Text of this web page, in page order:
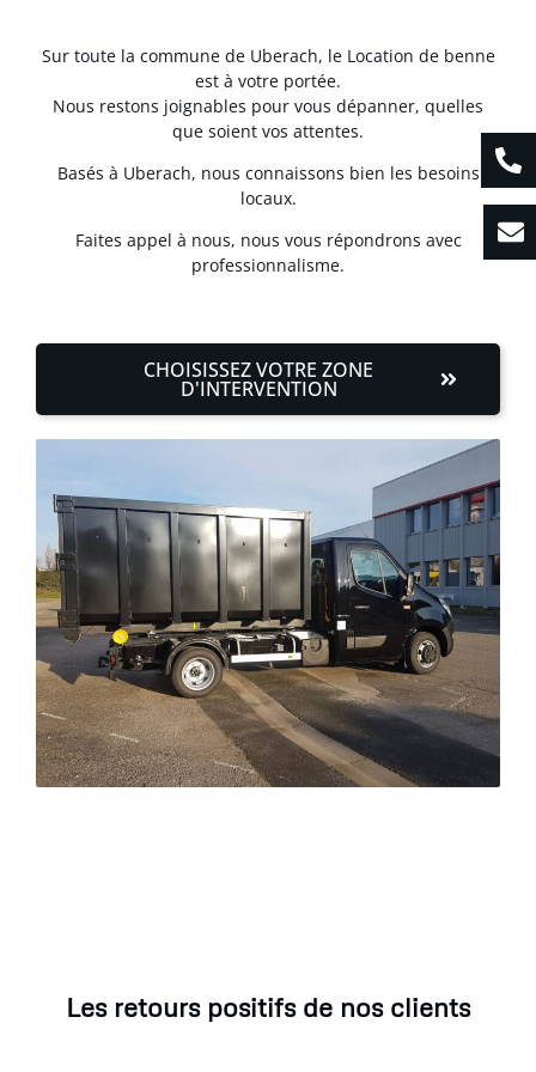
Sur toute la commune de Uberach, le Location de benne
est à votre portée.
Nous restons joignables pour vous dépanner, quelles
que soient vos attentes.
Basés à Uberach, nous connaissons bien les besoins
locaux.
Faites appel à nous, nous vous répondrons avec
professionnalisme.
CHOISISSEZ VOTRE ZONE
D'INTERVENTION
Les retours positifs de nos clients